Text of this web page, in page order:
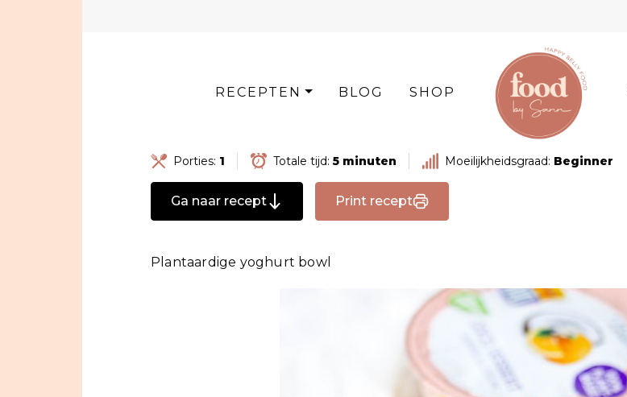
RECEPTEN BLOG SHOP
Porties: 1 Totale tijd: 5 minuten Moeilijkheidsgraad: Beginner
Ga naar recept Print recept
Plantaardige yoghurt bowl